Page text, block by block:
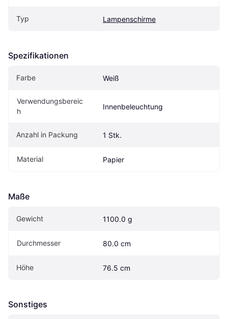
Typ Lampenschirme
Spezifikationen
Farbe Weiß
Verwendungsbereic
h
Innenbeleuchtung
Anzahl in Packung 1 Stk.
Material Papier
Maße
Gewicht 1100.0 g
Durchmesser 80.0 cm
Höhe 76.5 cm
Sonstiges